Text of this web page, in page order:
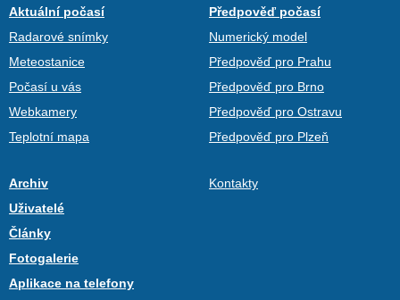
Aktuální počasí
Radarové snímky
Meteostanice
Počasí u vás
Webkamery
Teplotní mapa
Předpověď počasí
Numerický model
Předpověď pro Prahu
Předpověď pro Brno
Předpověď pro Ostravu
Předpověď pro Plzeň
Archiv
Uživatelé
Články
Fotogalerie
Aplikace na telefony
Kontakty